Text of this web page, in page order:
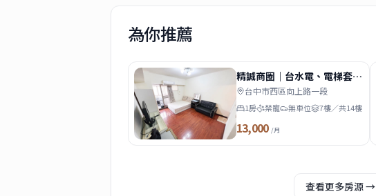
為你推薦
精誠商圈｜台水電、電梯套房
｜雙租補 台水電 代收包裹
台中市西區向上路一段
1房 禁寵 無車位 7樓／共14樓
13,000 /月
查看更多房源 →